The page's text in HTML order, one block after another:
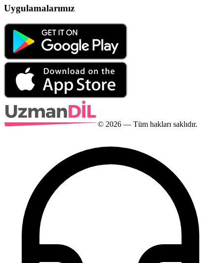
Uygulamalarımız
© 2026 — Tüm hakları saklıdır.